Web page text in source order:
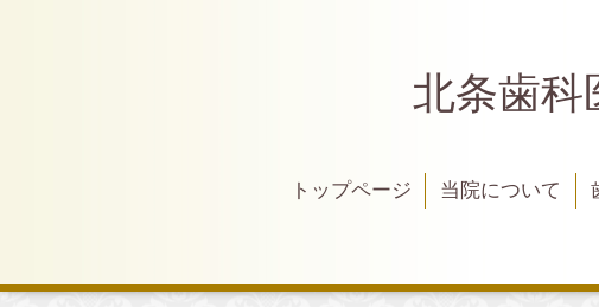
北条歯
トップページ 当院について